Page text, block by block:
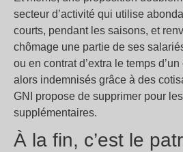
secteur d’activité qui utilise
courts, pendant les saisons, et
chômage une partie de ses
ou en contrat d’extra le temps
alors indemnisés grâce à des
GNI propose de supprimer pour
supplémentaires.
À la fin, c’est le